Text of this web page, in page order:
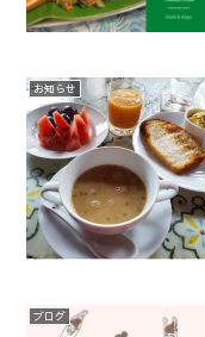
お知らせ
ブログ